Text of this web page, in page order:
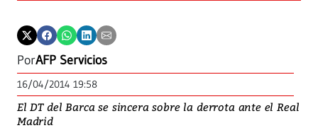
PorAFP Servicios
16/04/2014 19:58
El DT del Barca se sincera sobre la derrota ante el Real
Madrid